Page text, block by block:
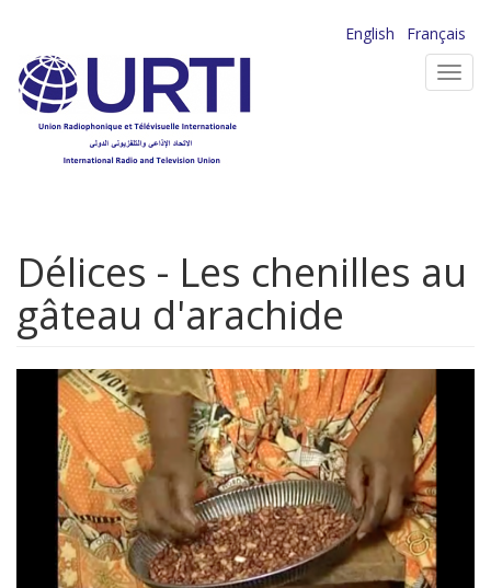
contenu
principal
English
Français
Délices - Les chenilles au
gâteau d'arachide